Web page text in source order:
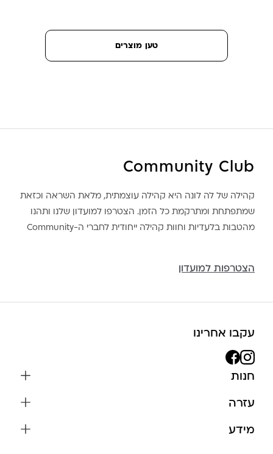
טען מוצרים
Community Club
קהילה של לה לונה היא קהילה עוצמתית, מלאת השראה וכזאת
שמתפתחת ומתרקמת כל הזמן. הצטרפו למועדון שלנו ותהנו
מהטבות בלעדיות וחוות קהילה ייחודית לחברי ה-Community
הצטרפות למועדון
עקבו אחרינו
חנות
צמידים
עזרה
מידע